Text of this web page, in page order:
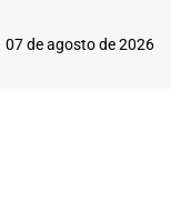
07 de agosto de 2026